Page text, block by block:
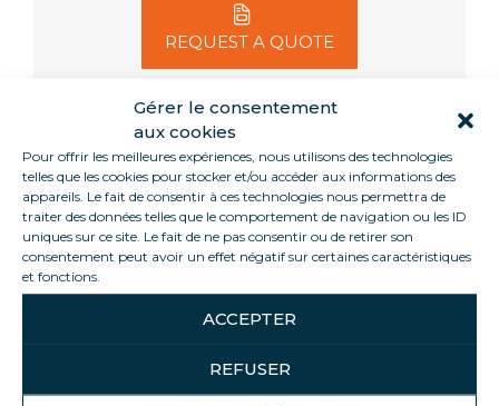
Gérer le consentement
aux cookies
Pour offrir les meilleures expériences, nous utilisons des technologies
telles que les cookies pour stocker et/ou accéder aux informations des
appareils. Le fait de consentir à ces technologies nous permettra de
traiter des données telles que le comportement de navigation ou les ID
uniques sur ce site. Le fait de ne pas consentir ou de retirer son
consentement peut avoir un effet négatif sur certaines caractéristiques
et fonctions.
ACCEPTER
REFUSER
REQUEST A QUOTE
Informations
With low power consumption for maximum
energy savings, and a small footprint to fit into any
point-of-sale, FOCUS is the ideal wall-mounted
door dispenser for your drinks or small products.